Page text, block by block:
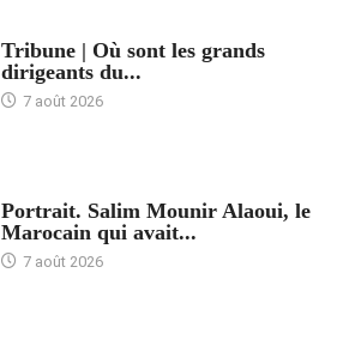
Tribune | Où sont les grands
dirigeants du...
7 août 2026
Portrait. Salim Mounir Alaoui, le
Marocain qui avait...
7 août 2026